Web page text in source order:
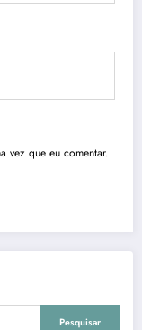
vez que eu comentar.
Pesquisar